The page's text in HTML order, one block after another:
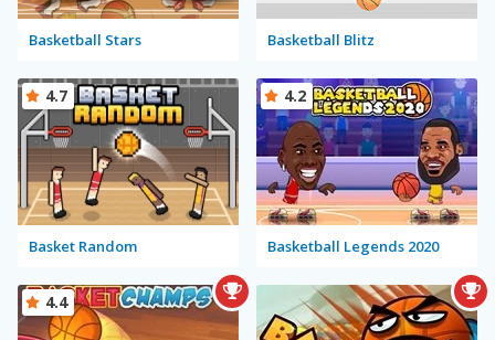
Basketball Stars Basketball Blitz
Basket Random
4.7
Basketball Legends 2020
4.2
4.4